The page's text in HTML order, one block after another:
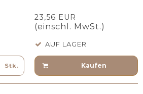
23,56 EUR
(einschl. MwSt.)
AUF LAGER
Stk. Kaufen